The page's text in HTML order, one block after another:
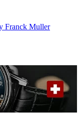
Franck Muller